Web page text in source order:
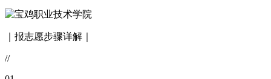
｜报志愿步骤详解｜
//